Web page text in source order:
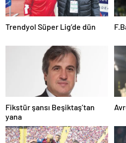
Trendyol Süper Lig’de dün
Fikstür şansı Beşiktaş’tan
yana